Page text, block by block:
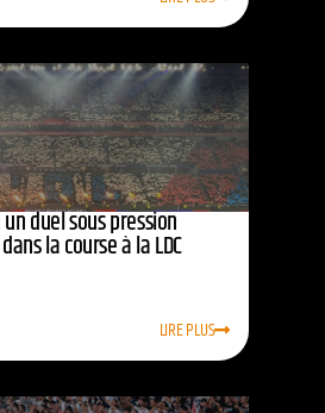
un duel sous pression
la course à la LDC
LIRE PLUS